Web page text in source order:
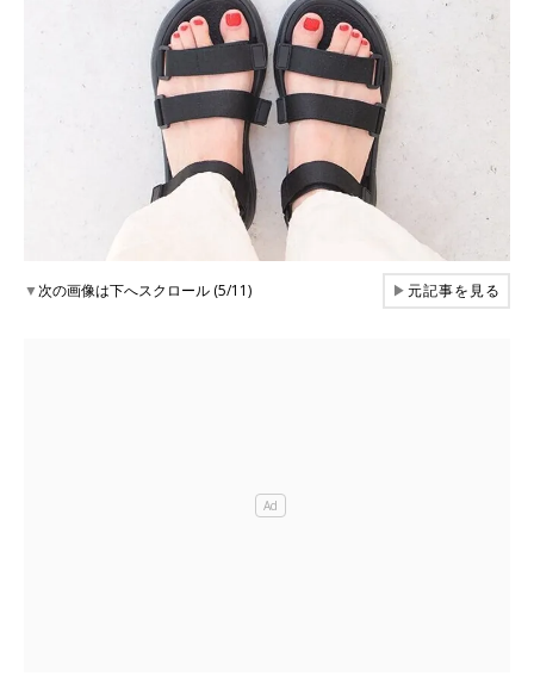
▼次の画像は下へスクロール (5/11) ▶元記事を見る